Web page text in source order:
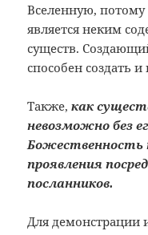
Вселенную,
является неким
существ.
способен создать
Также, как
невозможно без
Божественность
проявления
посланников.
Для демонстрации